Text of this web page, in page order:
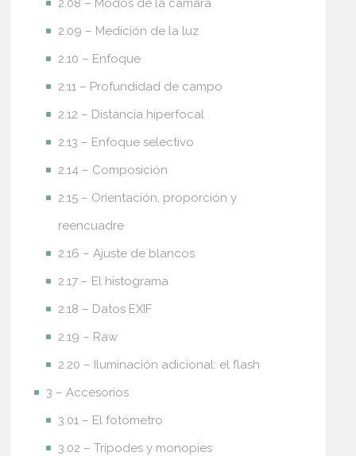
2.08 – Modos de la cámara
2.09 – Medición de la luz
2.10 – Enfoque
2.11 – Profundidad de campo
2.12 – Distancia hiperfocal
2.13 – Enfoque selectivo
2.14 – Composición
2.15 – Orientación, proporción y
reencuadre
2.16 – Ajuste de blancos
2.17 – El histograma
2.18 – Datos EXIF
2.19 – Raw
2.20 – Iluminación adicional: el flash
3 – Accesorios
3.01 – El fotómetro
3.02 – Trípodes y monopies